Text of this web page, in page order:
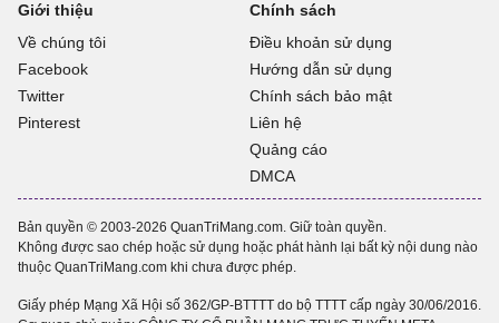
Giới thiệu
Về chúng tôi
Facebook
Twitter
Pinterest
Chính sách
Điều khoản sử dụng
Hướng dẫn sử dụng
Chính sách bảo mật
Liên hệ
Quảng cáo
DMCA
Bản quyền © 2003-2026 QuanTriMang.com. Giữ toàn quyền.
Không được sao chép hoặc sử dụng hoặc phát hành lại bất kỳ nội dung nào
thuộc QuanTriMang.com khi chưa được phép.
Giấy phép Mạng Xã Hội số 362/GP-BTTTT do bộ TTTT cấp ngày 30/06/2016.